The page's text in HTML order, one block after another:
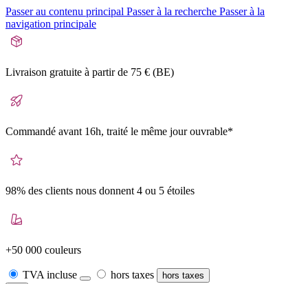
Passer au contenu principal Passer à la recherche Passer à la
navigation principale
Livraison gratuite à partir de 75 € (BE)
Commandé avant 16h, traité le même jour ouvrable*
98% des clients nous donnent 4 ou 5 étoiles
+50 000 couleurs
TVA incluse hors taxes
hors taxes